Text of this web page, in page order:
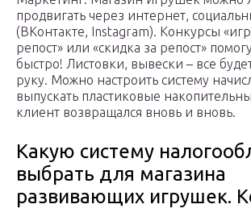
продвигать через интернет,
(ВКонтакте, Instagram). Конкурсы
репост» или «скидка за репост»
быстро! Листовки, вывески – все
руку. Можно настроить систему
выпускать пластиковые
клиент возвращался вновь и вновь.
Какую систему
выбрать для магазина
развивающих игрушек.